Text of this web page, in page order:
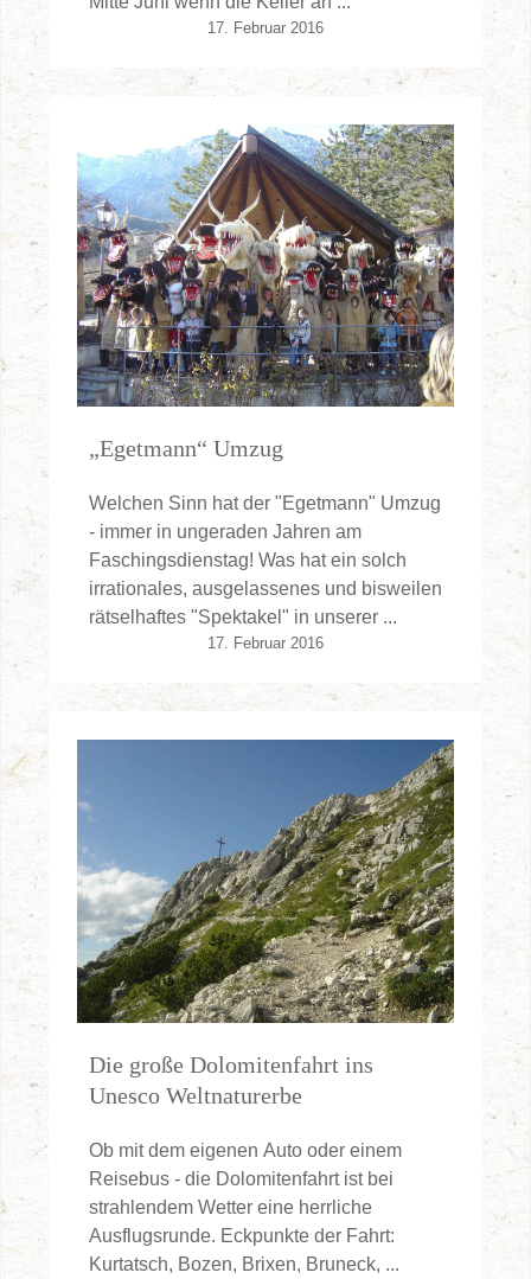
17. Februar 2016
„Egetmann“ Umzug
Welchen Sinn hat der "Egetmann" Umzug
- immer in ungeraden Jahren am
Faschingsdienstag! Was hat ein solch
irrationales, ausgelassenes und bisweilen
rätselhaftes "Spektakel" in unserer ...
17. Februar 2016
Die große Dolomitenfahrt ins
Unesco Weltnaturerbe
Ob mit dem eigenen Auto oder einem
Reisebus - die Dolomitenfahrt ist bei
strahlendem Wetter eine herrliche
Ausflugsrunde. Eckpunkte der Fahrt:
Kurtatsch, Bozen, Brixen, Bruneck, ...